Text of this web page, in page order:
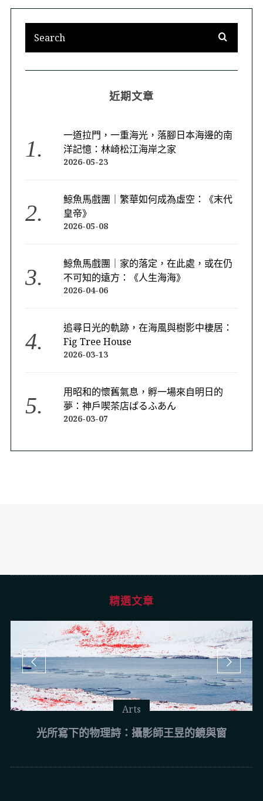
近期文章
一道拉門，一重海光，落腳日本海邊的南
洋記憶：林崎松江海岸之家
2026-05-23
鯨魚馬戲團｜繁華如何成為虛空：《末代
皇帝》
2026-05-08
鯨魚馬戲團｜家的落定，在此處，或在仍
不可知的遠方：《人生海海》
2026-04-06
追尋日光的軌跡，在海風與樹影中棲居：
Fig Tree House
2026-03-13
用昭和的懷舊氣息，孵一場來自明日的
夢：神戶喫茶店ぱるふあん
2026-03-07
精選文章
Arts
光所寫下的物理詩：攝影師王昱的鏡與窗